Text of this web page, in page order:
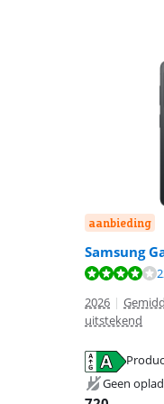
aanbieding
Samsung
Beoordeling is
2026 |
uitstekend
opent in
Geen
Beoordeling is
opent in
Beoordeling is
opent in